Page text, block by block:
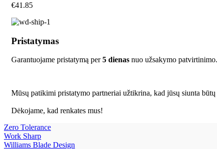
€41.85
Pristatymas
Garantuojame pristatymą per5 dienas nuo užsakymo patvirtinimo.
Mūsų patikimi pristatymo partneriai užtikrina, kad jūsų siunta
Dėkojame, kad renkates mus!
Zero Tolerance
Work Sharp
Williams Blade Design